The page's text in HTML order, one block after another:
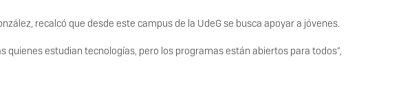
recalcó que desde este campus de la UdeG se busca apoyar a jóvenes.
estudian tecnologías, pero los programas están abiertos para todos”,